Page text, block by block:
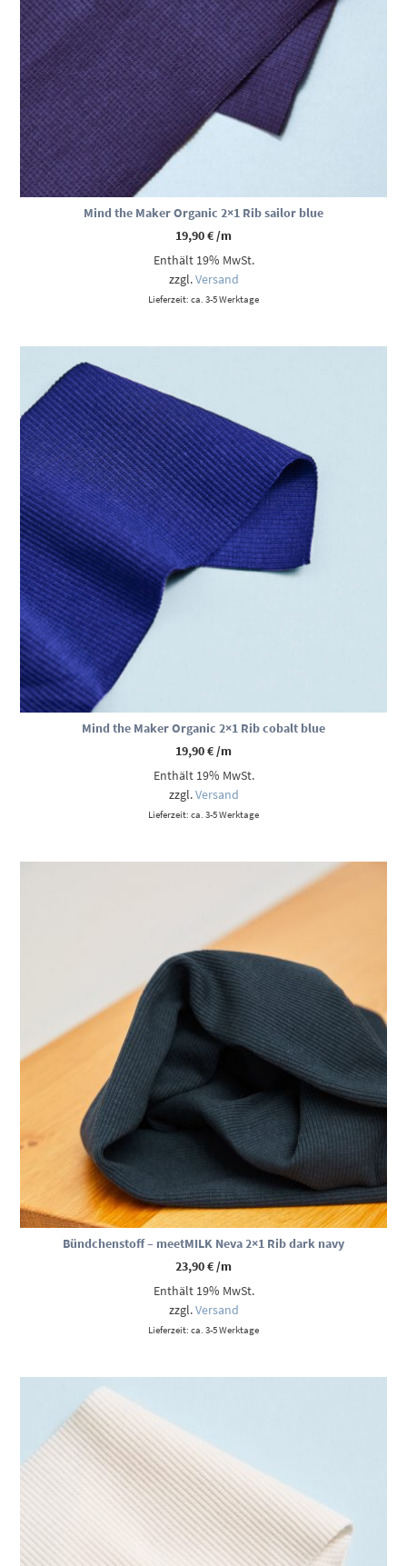
Mind the Maker Organic 2×1 Rib sailor blue
19,90€/m
Enthält 19% MwSt.
zzgl.Versand
Lieferzeit: ca. 3-5 Werktage
Mind the Maker Organic 2×1 Rib cobalt blue
19,90€/m
Enthält 19% MwSt.
zzgl.Versand
Lieferzeit: ca. 3-5 Werktage
Bündchenstoff – meetMILK Neva 2×1 Rib dark navy
23,90€/m
Enthält 19% MwSt.
zzgl.Versand
Lieferzeit: ca. 3-5 Werktage